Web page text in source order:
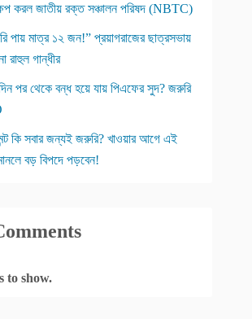
করল জাতীয় রক্ত সঞ্চালন পরিষদ (NBTC)
পায় মাত্র ১২ জন!” প্রয়াগরাজের ছাত্রসভায়
রাহুল গান্ধীর
পর থেকে বন্ধ হয়ে যায় পিএফের সুদ? জরুরি
কি সবার জন্যই জরুরি? খাওয়ার আগে এই
বড় বিপদে পড়বেন!
to show.